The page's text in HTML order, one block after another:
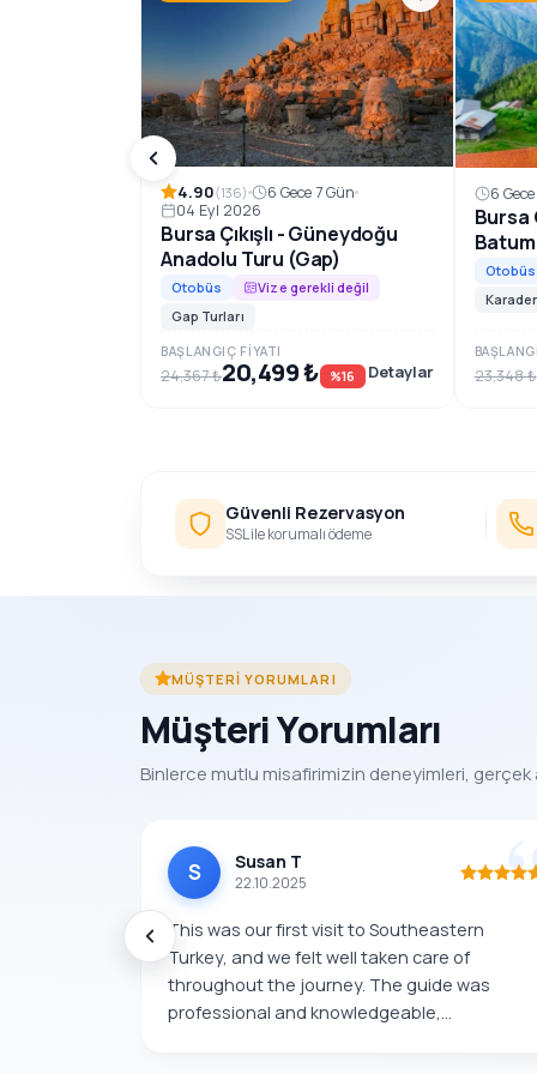
Rezervasyon ve Bilgi
4.90(136)
6 Gece 7 Gün
04 Eyl 2026
Bursa Çıkışlı - Güneydoğu
Anadolu Turu (Gap)
Otobüs
Vize gerekli değil
Gap Turları
BAŞLANGIÇ FIYATI
24,367 ₺20,499 ₺ %16 Detaylar
6
Bursa
Otobüs
23,348 ₺
Güvenli Rezervasyon
SSL ile korumalı ödeme
MÜŞTERI YORUMLARI
Müşteri Yorumları
Binlerce mutlu misafirimizin deneyimleri, gerçek
S Susan T
22.10.2025
This was our first visit to Southeastern
Turkey, and we felt well taken care of
throughout the journey. The guide was
professional and knowledgeable,...